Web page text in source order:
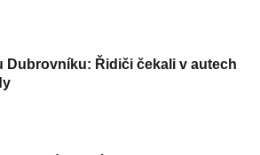
Dubrovníku: Řidiči čekali v autech